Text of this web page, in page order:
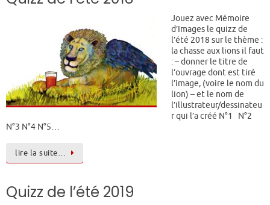
Jouez avec Mémoire
d’Images le quizz de
l’été 2018 sur le thème :
la chasse aux lions il faut
: – donner le titre de
l’ouvrage dont est tiré
l’image, (voire le nom du
lion) – et le nom de
l’illustrateur/dessinateu
r qui l’a créé N°1 N°2
N°3 N°4 N°5…
lire la suite…
Quizz de l’été 2019